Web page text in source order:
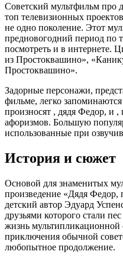
Советский мультфильм про
топ телевизионных
не одно поколение. Этот
предновогодний период по
посмотреть и в интернете.
из Простоквашино»,
Простоквашино».
Задорные персонажи,
фильме, легко
произносят , дядя Федор, и ,
афоризмов. Большую
использованные при
История и сюжет
Основой для знаменитых
произведение «Дядя Федор,
детский автор Эдуард
друзьями которого стали
жизнь
приключения обычной
любопытное продолжение.